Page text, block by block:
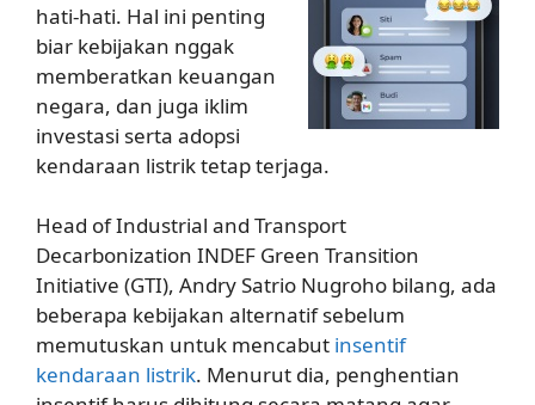
hati-hati. Hal ini penting
biar kebijakan nggak
memberatkan keuangan
negara, dan juga iklim
investasi serta adopsi
kendaraan listrik tetap terjaga.
Head of Industrial and Transport
Decarbonization INDEF Green Transition
Initiative (GTI), Andry Satrio Nugroho bilang, ada
beberapa kebijakan alternatif sebelum
memutuskan untuk mencabut insentif
kendaraan listrik. Menurut dia, penghentian